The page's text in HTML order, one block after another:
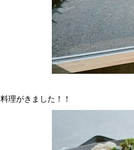
料理がきました！！